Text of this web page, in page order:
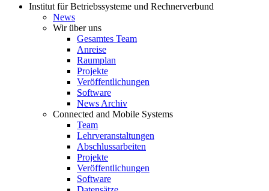
Institut für Betriebssysteme und Rechnerverbund
News
Wir über uns
Gesamtes Team
Anreise
Raumplan
Projekte
Veröffentlichungen
Software
News Archiv
Connected and Mobile Systems
Team
Lehrveranstaltungen
Abschlussarbeiten
Projekte
Veröffentlichungen
Software